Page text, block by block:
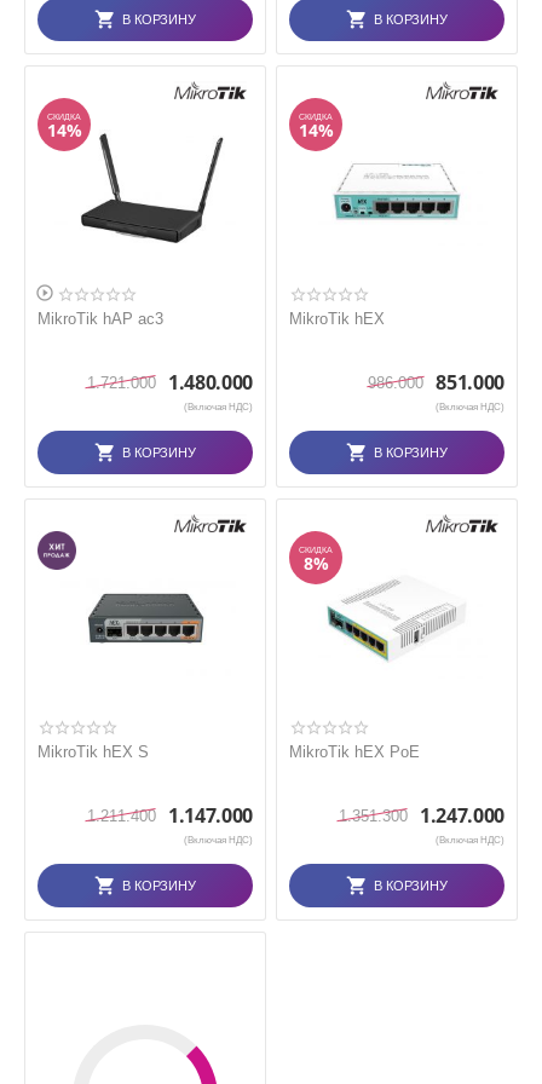
В КОРЗИНУ В КОРЗИНУ
СКИДКА
14%

MikroTik hAP ac3
1.721.000 1.480.000
(Включая НДС)
В КОРЗИНУ
СКИДКА
14%
MikroTik hEX
986.000 851.000
(Включая НДС)
В КОРЗИНУ
MikroTik hEX S
1.211.400 1.147.000
(Включая НДС)
В КОРЗИНУ
СКИДКА
8%
MikroTik hEX PoE
1.351.300 1.247.000
(Включая НДС)
В КОРЗИНУ